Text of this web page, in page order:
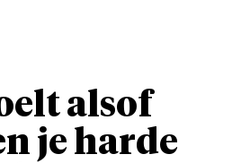
alsof
je harde